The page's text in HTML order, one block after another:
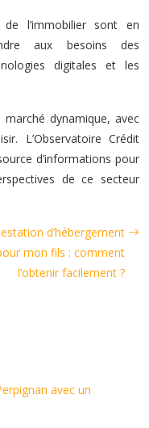
l’immobilier sont en
aux besoins des
digitales et les
dynamique, avec
L’Observatoire Crédit
d’informations pour
de ce secteur
d’hébergement
mon fils : comment
l’obtenir facilement ?
avec un